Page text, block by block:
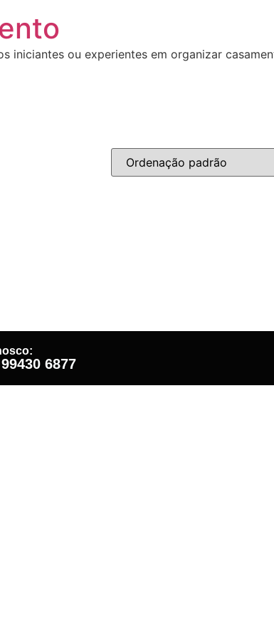
iniciantes ou experientes em organizar
6877